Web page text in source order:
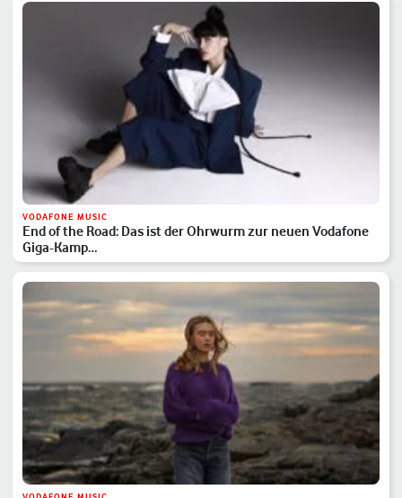
VODAFONE MUSIC
End of the Road: Das ist der Ohrwurm zur neuen Vodafone
Giga-Kamp…